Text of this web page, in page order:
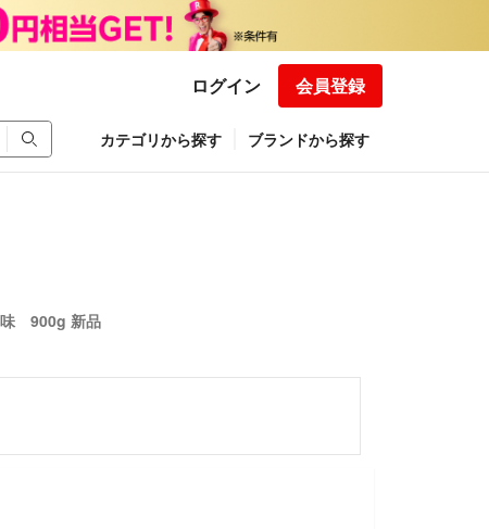
ログイン 会員登録
カテゴリから探す ブランドから探す
900g 新品